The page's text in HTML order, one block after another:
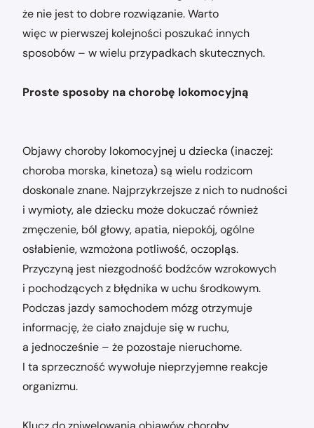
że nie jest to dobre rozwiązanie. Warto
więc w pierwszej kolejności poszukać innych
sposobów – w wielu przypadkach skutecznych.
Proste sposoby na chorobę lokomocyjną
Objawy choroby lokomocyjnej u dziecka (inaczej:
choroba morska, kinetoza) są wielu rodzicom
doskonale znane. Najprzykrzejsze z nich to nudności
i wymioty, ale dziecku może dokuczać również
zmęczenie, ból głowy, apatia, niepokój, ogólne
osłabienie, wzmożona potliwość, oczopląs.
Przyczyną jest niezgodność bodźców wzrokowych
i pochodzących z błędnika w uchu środkowym.
Podczas jazdy samochodem mózg otrzymuje
informację, że ciało znajduje się w ruchu,
a jednocześnie – że pozostaje nieruchome.
I ta sprzeczność wywołuje nieprzyjemne reakcje
organizmu.